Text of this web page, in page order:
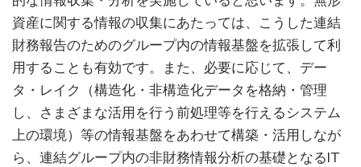
資産に関する情報の収集にあたっては、こうした連結
財務報告のためのグループ内の情報基盤を拡張して利
用することも有効です。また、必要に応じて、デー
タ・レイク（構造化・非構造化データを格納・管理
し、さまざまな活用を行う前処理等を行えるシステム
上の環境）等の情報基盤をあわせて構築・活用しなが
ら、連結グループ内の非財務情報分析の基礎となるIT